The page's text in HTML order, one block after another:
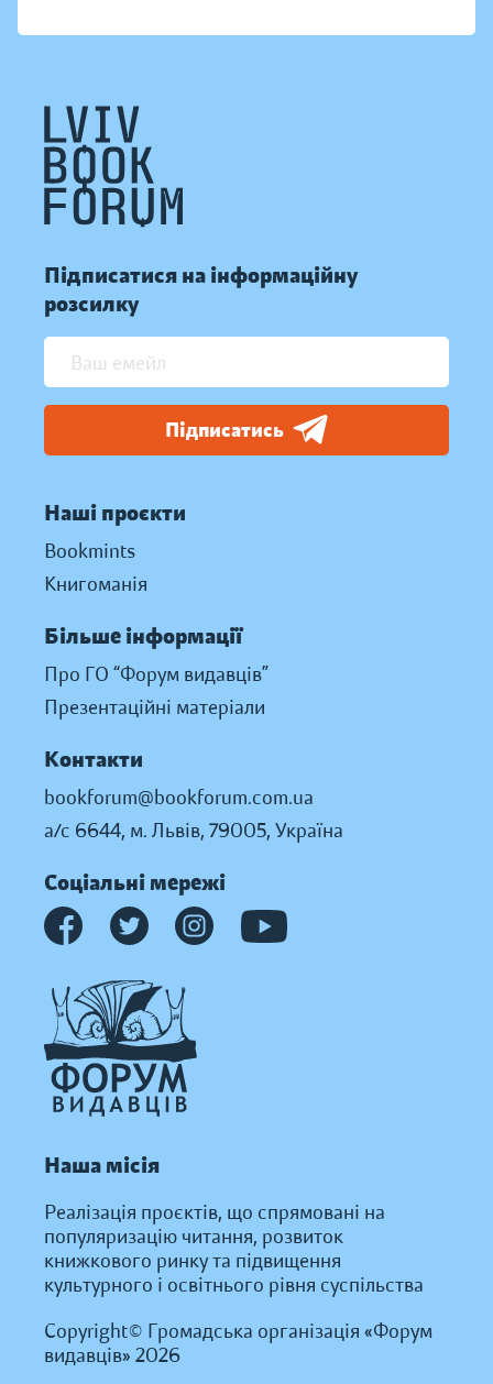
Підписатися на інформаційну
розсилку
Підписатись
Наші проєкти
Bookmints
Книгоманія
Більше інформації
Про ГО “Форум видавців”
Презентаційні матеріали
Контакти
bookforum@bookforum.com.ua
а/с 6644, м. Львів, 79005, Україна
Соціальні мережі
Наша місія
Реалізація проєктів, що спрямовані на
популяризацію читання, розвиток
книжкового ринку та підвищення
культурного і освітнього рівня суспільства
Copyright© Громадська організація «Форум
видавців» 2026